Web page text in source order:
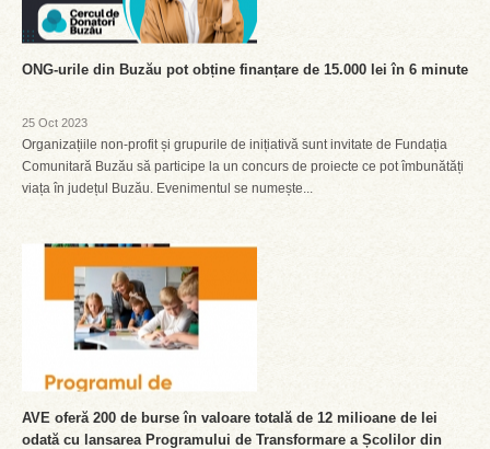
ONG-urile din Buzău pot obține finanțare de 15.000 lei în 6 minute
25 Oct 2023
Organizațiile non-profit și grupurile de inițiativă sunt invitate de Fundația
Comunitară Buzău să participe la un concurs de proiecte ce pot îmbunătăți
viața în județul Buzău. Evenimentul se numește...
AVE oferă 200 de burse în valoare totală de 12 milioane de lei
odată cu lansarea Programului de Transformare a Școlilor din